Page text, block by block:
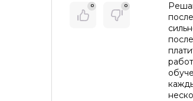
0 0
Тренинг "План
Тренинг "Мысли как
Тренинг "Старт в
Тренинг "Охота на
Стоимость *